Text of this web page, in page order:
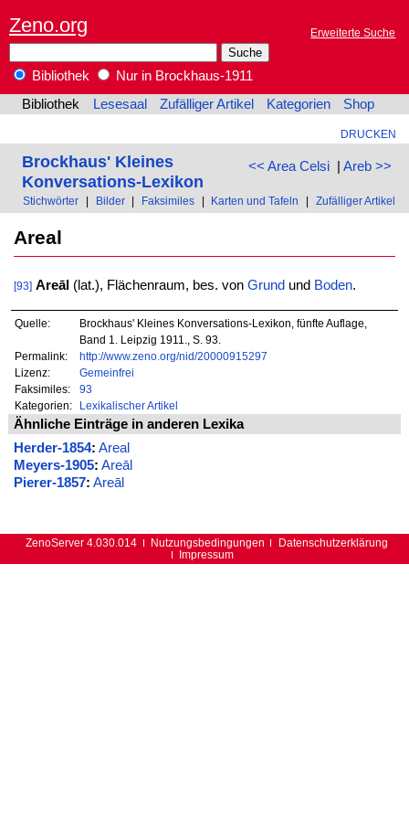
Zeno.org Erweiterte Suche
Bibliothek
Nur in Brockhaus-1911
Bibliothek
Lesesaal Zufälliger Artikel Kategorien Shop
DRUCKEN
<< Area Celsi| Areb >>
Brockhaus' Kleines
Konversations-Lexikon
Stichwörter Bilder Faksimiles Karten und Tafeln Zufälliger Artikel
Areal
[93] Areāl (lat.), Flächenraum, bes. von Grund und Boden.
Quelle:
Brockhaus' Kleines Konversations-Lexikon, fünfte Auflage,
Band 1. Leipzig 1911., S. 93.
Permalink:
http://www.zeno.org/nid/20000915297
Lizenz:
Gemeinfrei
Faksimiles:
93
Kategorien:
Lexikalischer Artikel
Ähnliche Einträge in anderen Lexika
Herder-1854: Areal
Meyers-1905: Areāl
Pierer-1857: Areāl
ZenoServer 4.030.014 Nutzungsbedingungen
Datenschutzerklärung
Impressum